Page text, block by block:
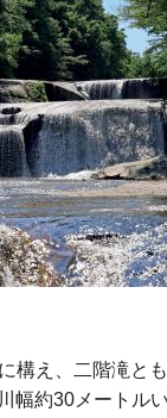
構え、二階滝と
幅約30メートル